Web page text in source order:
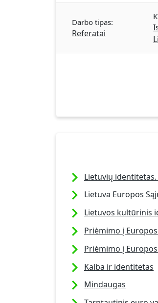
Darbo tipas:
Referatai
Lietuvių
Lietuva Europos
Lietuvos kultūrinis
Priėmimo į
Priėmimo į
Kalba ir identitetas
Mindaugas